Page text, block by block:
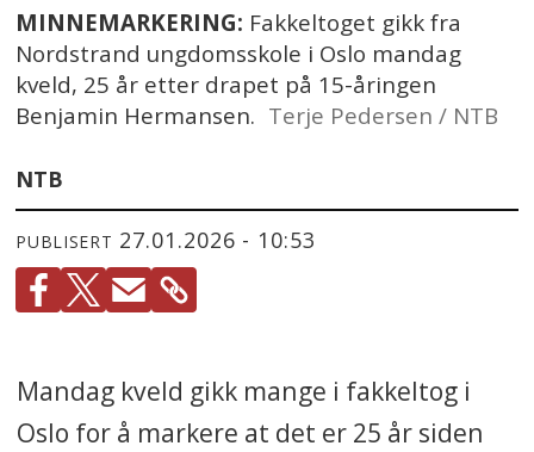
MINNEMARKERING: Fakkeltoget gikk fra
Nordstrand ungdomsskole i Oslo mandag
kveld, 25 år etter drapet på 15-åringen
Benjamin Hermansen. Terje Pedersen / NTB
NTB
PUBLISERT 27.01.2026 - 10:53
Mandag kveld gikk mange i fakkeltog i
Oslo for å markere at det er 25 år siden